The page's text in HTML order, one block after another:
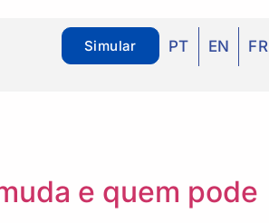
Simular PT EN FR
e quem pode